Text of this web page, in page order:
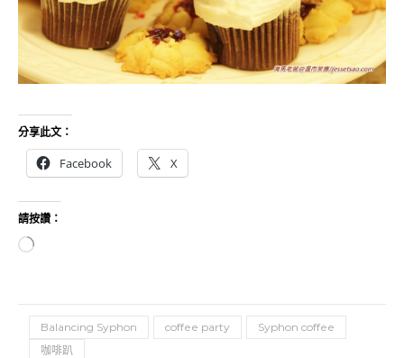
分享此文：
Facebook X
請按讚：
正在載入...
Balancing Syphon coffee party
Syphon coffee
咖啡趴